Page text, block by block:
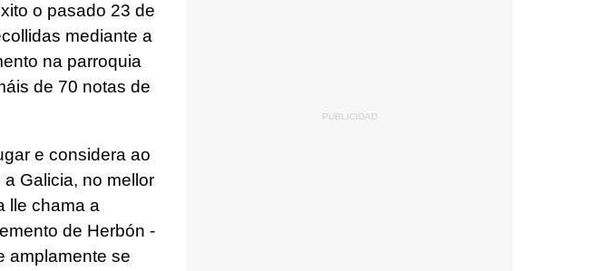
o pasado 23 de
mediante a
na parroquia
de 70 notas de
e considera ao
Galicia, no mellor
lle chama a
de Herbón -
amplamente se